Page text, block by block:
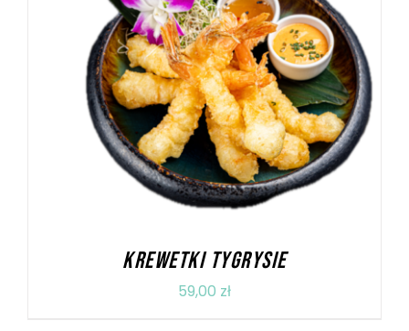
DODAJ DO KOSZYKA / SZCZEGÓŁY
KREWETKI TYGRYSIE
59,00 zł